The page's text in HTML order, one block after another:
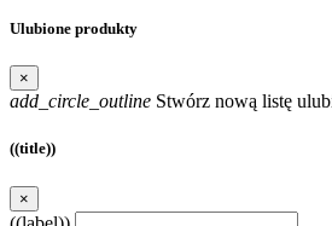
Ulubione produkty
×
add_circle_outline Stwórz nową listę
((title))
×